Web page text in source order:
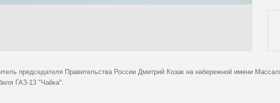
председателя Правительства России Дмитрий Козак на набережной имени
ГАЗ-13 "Чайка".